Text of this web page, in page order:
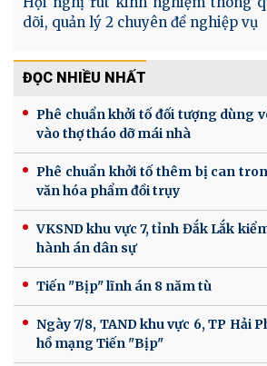
dõi, quản lý 2 chuyên đề nghiệp vụ
ĐỌC NHIỀU NHẤT
Phê chuẩn khởi tố đối tượng dùng
vào thợ tháo dỡ mái nhà
Phê chuẩn khởi tố thêm bị can
văn hóa phẩm đồi trụy
VKSND khu vực 7, tỉnh Đắk Lắk
hành án dân sự
Tiến "Bịp" lĩnh án 8 năm tù
Ngày 7/8, TAND khu vực 6, TP Hải
hồ mạng Tiến "Bịp"